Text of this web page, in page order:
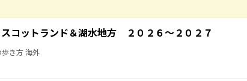
ットランド＆湖水地方 ２０２６～２０２７
き方 海外